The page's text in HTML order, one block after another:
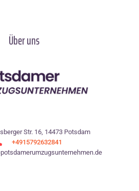
Über uns
Str. 16, 14473 Potsdam
+4915792632841